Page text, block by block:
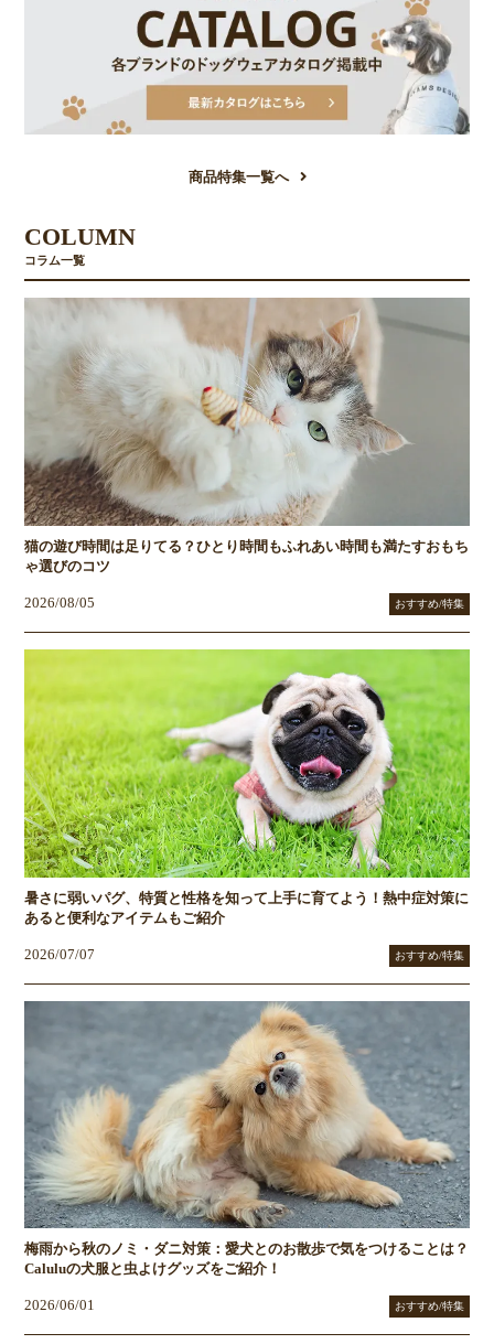
商品特集一覧へ
COLUMN
コラム一覧
猫の遊び時間は足りてる？ひとり時間もふれあい時間も満たすおもち
ゃ選びのコツ
2026/08/05 おすすめ/特集
暑さに弱いパグ、特質と性格を知って上手に育てよう！熱中症対策に
あると便利なアイテムもご紹介
2026/07/07 おすすめ/特集
梅雨から秋のノミ・ダニ対策：愛犬とのお散歩で気をつけることは？
Caluluの犬服と虫よけグッズをご紹介！
2026/06/01 おすすめ/特集